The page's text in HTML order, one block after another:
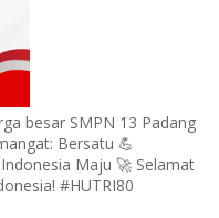
besar SMPN 13 Padang
Bersatu 💪
Maju 🚀 Selamat
#HUTRI80